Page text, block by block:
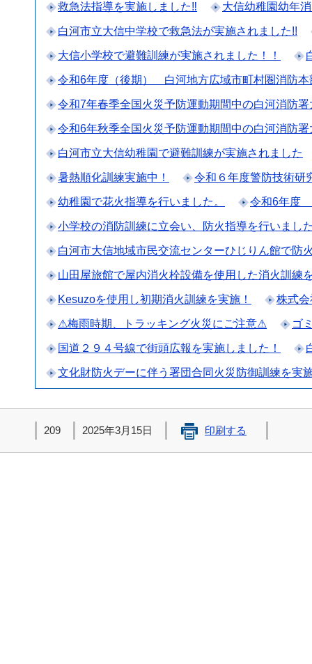
救急法指導を実施しました‼ 大信幼稚園幼年
白河市立大信中学校で救急法が実施されました!!
大信小学校で避難訓練が実施されました！！
令和6年度（後期） 白河地方広域市町村圏消防本
令和7年春季全国火災予防運動期間中の白河消防
令和6年秋季全国火災予防運動期間中の白河消防
白河市立大信幼稚園で避難訓練が実施されました
暑熱順化訓練実施中！ 令和６年度警防技術研
幼稚園で花火指導を行いました。 令和6年度
小学校の消防訓練に立会い、防火指導を行いまし
白河市大信地域市民交流センターひじりん館で防
山田屋旅館で屋内消火栓設備を使用した消火訓練
Kesuzoを使用し初期消火訓練を実施！ 株式
⚠梅雨時期、トラッキング火災にご注意⚠ ゴ
国道２９４号線で街頭広報を実施しました！
文化財防火デーに伴う署団合同火災防御訓練を実
209 2025年3月15日 印刷する